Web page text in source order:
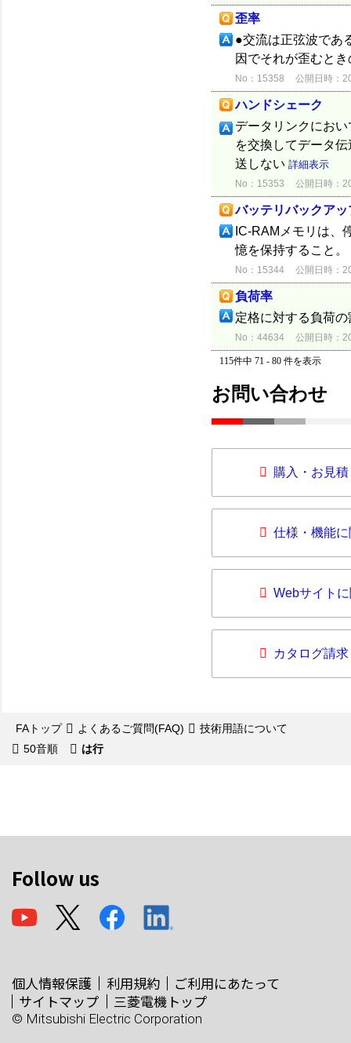
歪率
●交流は正弦波であ
因でそれが歪むと
No：15358 公開日時：
ハンドシェーク
データリンクにお
を交換してデータ
送しない 詳細表示
No：15353 公開日時：
バッテリバックアッ
IC-RAMメモリは、
憶を保持すること。
No：15344 公開日時：
負荷率
定格に対する負荷
No：44634 公開日時：
115件中 71 - 80 件を表示
お問い合わせ
購入・お見
仕様・機能
Webサイト
カタログ請求
FAトップ よくあるご質問(FAQ)
技術用語について
50音順
は行
Follow us
個人情報保護 利用規約
ご利用にあたって
サイトマップ
三菱電機トップ
© Mitsubishi Electric Corporation